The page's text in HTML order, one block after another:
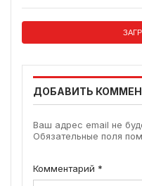
ДОБАВИТЬ
Ваш адрес email не
Обязательные поля
Комментарий *